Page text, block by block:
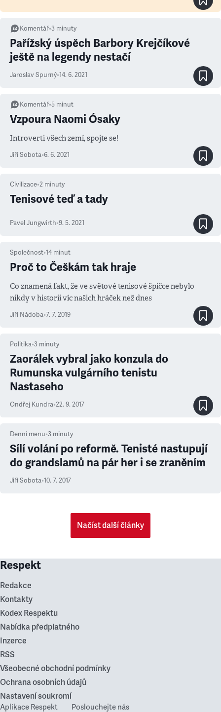
Komentář•3 minuty
Pařížský úspěch Barbory Krejčíkové
ještě na legendy nestačí
Jaroslav Spurný•14. 6. 2021
Komentář•5 minut
Vzpoura Naomi Ósaky
Introverti všech zemí, spojte se!
Jiří Sobota•6. 6. 2021
Civilizace•2 minuty
Tenisové teď a tady
Pavel Jungwirth•9. 5. 2021
Společnost•14 minut
Proč to Češkám tak hraje
Co znamená fakt, že ve světové tenisové špičce nebylo
nikdy v historii víc našich hráček než dnes
Jiří Nádoba•7. 7. 2019
Politika•3 minuty
Zaorálek vybral jako konzula do
Rumunska vulgárního tenistu
Nastaseho
Ondřej Kundra•22. 9. 2017
Denní menu•3 minuty
Sílí volání po reformě. Tenisté nastupují
do grandslamů na pár her i se zraněním
Jiří Sobota•10. 7. 2017
Načíst další články
Respekt
Redakce
Kontakty
Kodex Respektu
Nabídka předplatného
Inzerce
RSS
Všeobecné obchodní podmínky
Ochrana osobních údajů
Nastavení soukromí
Aplikace Respekt Poslouchejte nás